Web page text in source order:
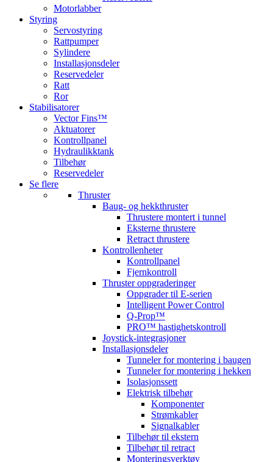
Motorlabber
Styring
Servostyring
Rattpumper
Sylindere
Installasjonsdeler
Reservedeler
Ratt
Ror
Stabilisatorer
Vector Fins™
Aktuatorer
Kontrollpanel
Hydraulikktank
Tilbehør
Reservedeler
Se flere
Thruster
Baug- og hekkthruster
Thrustere montert i tunnel
Eksterne thrustere
Retract thrustere
Kontrollenheter
Kontrollpanel
Fjernkontroll
Thruster oppgraderinger
Oppgrader til E-serien
Intelligent Power Control
Q-Prop™
PRO™ hastighetskontroll
Joystick-integrasjoner
Installasjonsdeler
Tunneler for montering i baugen
Tunneler for montering i hekken
Isolasjonssett
Elektrisk tilbehør
Komponenter
Strømkabler
Signalkabler
Tilbehør til ekstern
Tilbehør til retract
Monteringsverktøy